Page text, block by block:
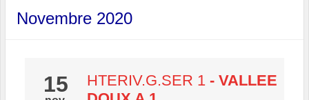
Novembre 2020
15 HTERIV.G.SER 1 - VALLEE